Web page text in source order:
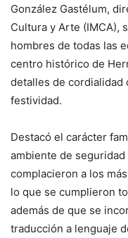
González Gastélum,
Cultura y Arte (IMCA),
hombres de todas las
centro histórico de
detalles de cordialidad
festividad.
Destacó el carácter
ambiente de
complacieron a los
lo que se cumplieron
además de que se
traducción a lenguaje